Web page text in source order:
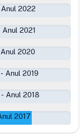
Anul 2022
Anul 2021
Anul 2020
- Anul 2019
- Anul 2018
2017